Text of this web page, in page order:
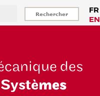
FR
EN
des
mes